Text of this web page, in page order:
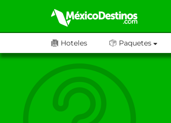
Hoteles Paquetes